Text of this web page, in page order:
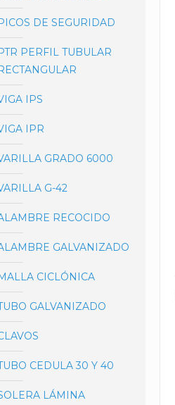
DE SEGURIDAD
PERFIL TUBULAR
IPS
IPR
GRADO 6000
G-42
RECOCIDO
GALVANIZADO
CICLÓNICA
GALVANIZADO
CEDULA 30 Y 40
LÁMINA